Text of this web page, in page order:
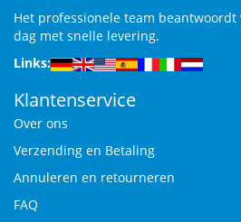
Het professionele team
dag met snelle levering.
Links:
Klantenservice
Over ons
Verzending en Betaling
Annuleren en retourneren
FAQ